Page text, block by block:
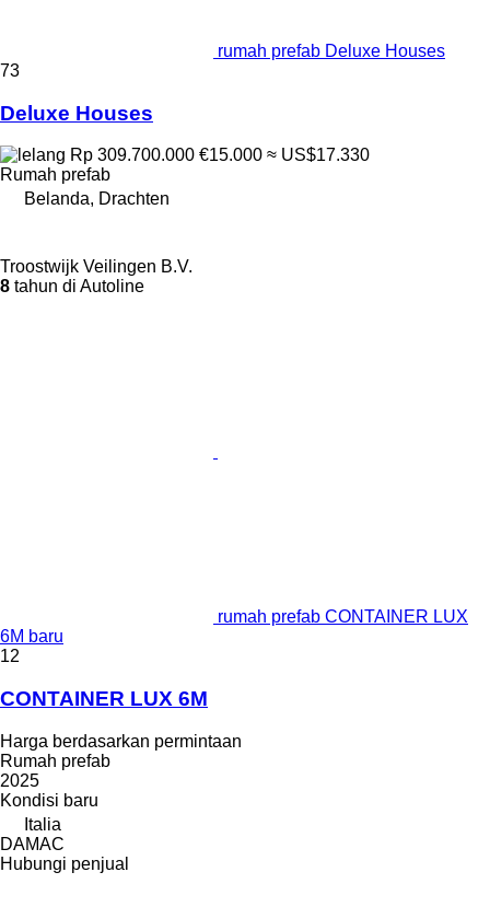
rumah prefab Deluxe Houses
73
Deluxe Houses
Rp 309.700.000 €15.000 ≈ US$17.330
Rumah prefab
Belanda, Drachten
Troostwijk Veilingen B.V.
8 tahun di Autoline
rumah prefab CONTAINER LUX
6M baru
12
CONTAINER LUX 6M
Harga berdasarkan permintaan
Rumah prefab
2025
Kondisi baru
Italia
DAMAC
Hubungi penjual